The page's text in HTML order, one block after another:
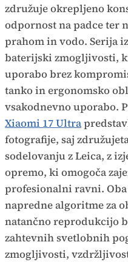
združuje okrepljeno
odpornost na padce ter
prahom in vodo. Serija
baterijski zmogljivosti,
uporabo brez
tanko in ergonomsko
vsakodnevno uporabo.
Xiaomi 17 Ultra
fotografije, saj
sodelovanju z Leica, z
opremo, ki omogoča
profesionalni ravni.
napredne algoritme za
natančno reprodukcijo
zahtevnih svetlobnih
zmogljivosti,